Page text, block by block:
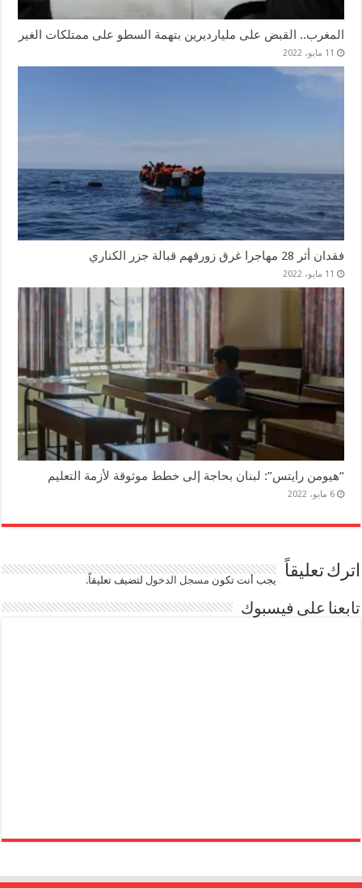
المغرب.. القبض على مليارديرين بتهمة السطو على ممتلكات الغير
11 مايو، 2022
فقدان أثر 28 مهاجرا غرق زورقهم قبالة جزر الكناري
11 مايو، 2022
“هيومن رايتس”: لبنان بحاجة إلى خطط موثوقة لأزمة التعليم
6 مايو، 2022
اترك تعليقاً يجب أنت تكون مسجل الدخوللتضيف تعليقاً.
تابعنا على فيسبوك